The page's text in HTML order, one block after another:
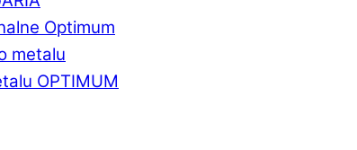
Optimum
metalu
OPTIMUM